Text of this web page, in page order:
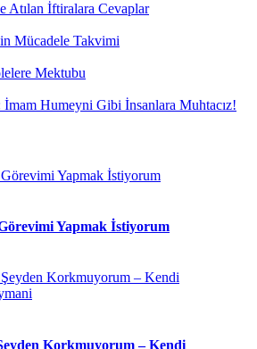
Atılan İftiralara Cevaplar
Mücadele Takvimi
Mektubu
Humeyni Gibi İnsanlara Muhtacız!
Yapmak İstiyorum
Korkmuyorum – Kendi